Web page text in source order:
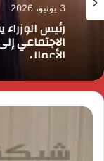
3 يونيو، 2026
رئيس
الاجتماعي
الأعمال